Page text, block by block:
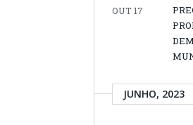
OUT 17
JUNHO, 2023